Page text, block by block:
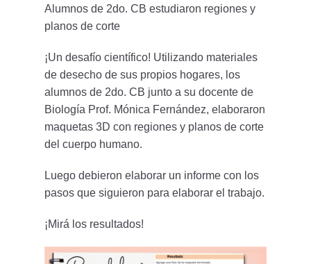
Alumnos de 2do. CB estudiaron regiones y
planos de corte
¡Un desafío científico! Utilizando materiales
de desecho de sus propios hogares, los
alumnos de 2do. CB junto a su docente de
Biología Prof. Mónica Fernández, elaboraron
maquetas 3D con regiones y planos de corte
del cuerpo humano.
Luego debieron elaborar un informe con los
pasos que siguieron para elaborar el trabajo.
¡Mirá los resultados!